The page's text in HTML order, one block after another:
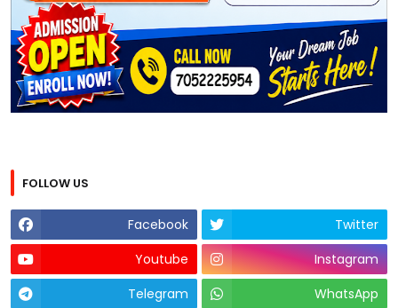
FOLLOW US
Facebook
Twitter
Youtube
Instagram
Telegram
WhatsApp